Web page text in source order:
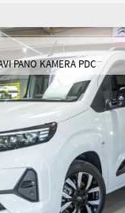
PANO KAMERA PDC